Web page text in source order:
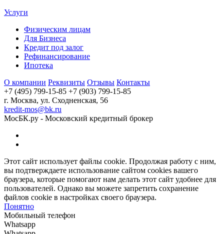
Услуги
Физическим лицам
Для Бизнеса
Кредит под залог
Рефинансирование
Ипотека
О компании Реквизиты Отзывы Контакты
+7 (495) 799-15-85 +7 (903) 799-15-85
г. Москва, ул. Сходненская, 56
kredit-mos@bk.ru
МосБК.ру - Московский кредитный брокер
Этот сайт использует файлы cookie. Продолжая работу с ним,
вы подтверждаете использование сайтом cookies вашего
браузера, которые помогают нам делать этот сайт удобнее для
пользователей. Однако вы можете запретить сохранение
файлов cookie в настройках своего браузера.
Понятно
Мобильный телефон
Whatsapp